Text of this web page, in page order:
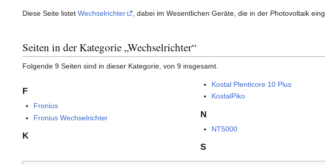
Diese Seite listet Wechselrichter , dabei im Wesentlichen Geräte, die in der Photovoltaik
Seiten in der Kategorie „Wechselrichter“
Folgende 9 Seiten sind in dieser Kategorie, von 9 insgesamt.
F
Fronius
Fronius Wechselrichter
K
Kostal Plenticore 10 Plus
KostalPiko
N
NT5000
S